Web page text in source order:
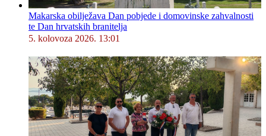
Makarska obilježava Dan pobjede i domovinske zahvalnosti
te Dan hrvatskih branitelja
5. kolovoza 2026. 13:01